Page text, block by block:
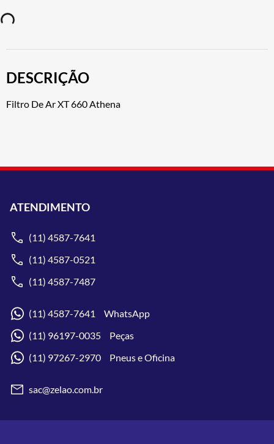
DESCRIÇÃO
Filtro De Ar XT 660 Athena
ATENDIMENTO
(11) 4587-7641
(11) 4587-0521
(11) 4587-7487
(11) 4587-7641 WhatsApp
(11) 96197-0035 Peças
(11) 97267-2970 Pneus e Oficina
sac@zelao.com.br